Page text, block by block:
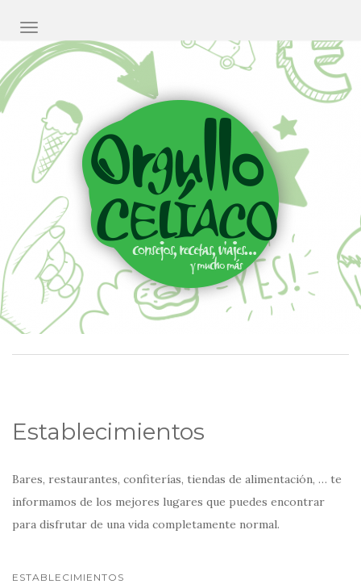
CAMBIAR NAVEGACIÓN
Establecimientos
Bares, restaurantes, confiterías, tiendas de alimentación, … te
informamos de los mejores lugares que puedes encontrar
para disfrutar de una vida completamente normal.
ESTABLECIMIENTOS